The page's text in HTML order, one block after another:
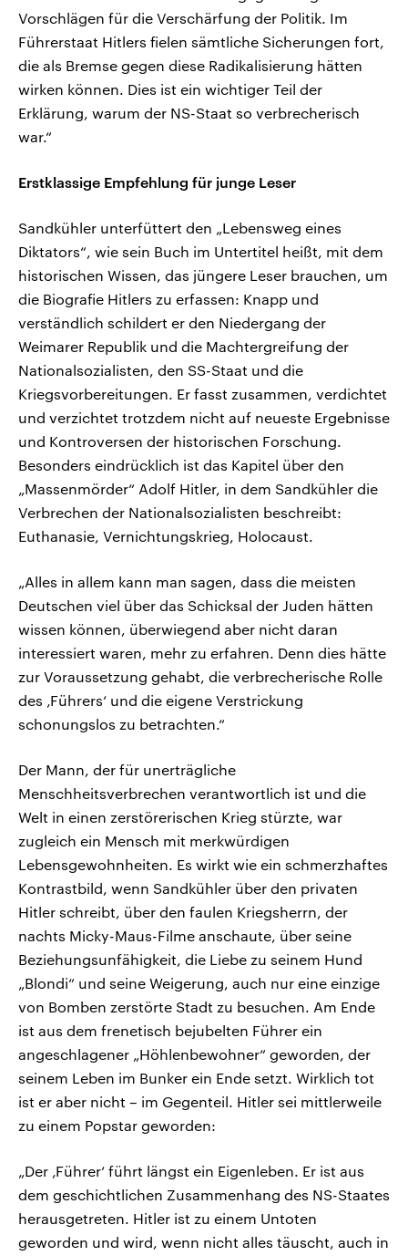
Vorschlägen für die Verschärfung der Politik. Im
Führerstaat Hitlers fielen sämtliche Sicherungen fort,
die als Bremse gegen diese Radikalisierung hätten
wirken können. Dies ist ein wichtiger Teil der
Erklärung, warum der NS-Staat so verbrecherisch
war.“
Erstklassige Empfehlung für junge Leser
Sandkühler unterfüttert den „Lebensweg eines
Diktators“, wie sein Buch im Untertitel heißt, mit dem
historischen Wissen, das jüngere Leser brauchen, um
die Biografie Hitlers zu erfassen: Knapp und
verständlich schildert er den Niedergang der
Weimarer Republik und die Machtergreifung der
Nationalsozialisten, den SS-Staat und die
Kriegsvorbereitungen. Er fasst zusammen, verdichtet
und verzichtet trotzdem nicht auf neueste Ergebnisse
und Kontroversen der historischen Forschung.
Besonders eindrücklich ist das Kapitel über den
„Massenmörder“ Adolf Hitler, in dem Sandkühler die
Verbrechen der Nationalsozialisten beschreibt:
Euthanasie, Vernichtungskrieg, Holocaust.
„Alles in allem kann man sagen, dass die meisten
Deutschen viel über das Schicksal der Juden hätten
wissen können, überwiegend aber nicht daran
interessiert waren, mehr zu erfahren. Denn dies hätte
zur Voraussetzung gehabt, die verbrecherische Rolle
des ‚Führers‘ und die eigene Verstrickung
schonungslos zu betrachten.“
Der Mann, der für unerträgliche
Menschheitsverbrechen verantwortlich ist und die
Welt in einen zerstörerischen Krieg stürzte, war
zugleich ein Mensch mit merkwürdigen
Lebensgewohnheiten. Es wirkt wie ein schmerzhaftes
Kontrastbild, wenn Sandkühler über den privaten
Hitler schreibt, über den faulen Kriegsherrn, der
nachts Micky-Maus-Filme anschaute, über seine
Beziehungsunfähigkeit, die Liebe zu seinem Hund
„Blondi“ und seine Weigerung, auch nur eine einzige
von Bomben zerstörte Stadt zu besuchen. Am Ende
ist aus dem frenetisch bejubelten Führer ein
angeschlagener „Höhlenbewohner“ geworden, der
seinem Leben im Bunker ein Ende setzt. Wirklich tot
ist er aber nicht – im Gegenteil. Hitler sei mittlerweile
zu einem Popstar geworden:
„Der ‚Führer‘ führt längst ein Eigenleben. Er ist aus
dem geschichtlichen Zusammenhang des NS-Staates
herausgetreten. Hitler ist zu einem Untoten
geworden und wird, wenn nicht alles täuscht, auch in